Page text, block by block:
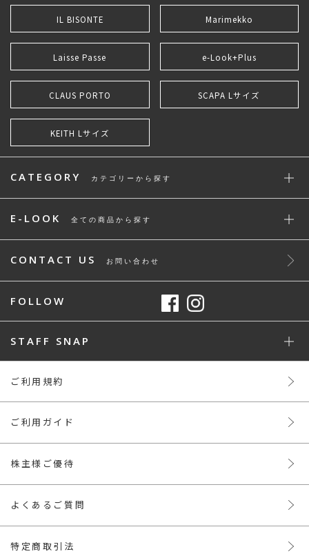
IL BISONTE Marimekko
Laisse Passe e-Look+Plus
CLAUS PORTO SCAPA Lサイズ
KEITH Lサイズ
CATEGORY カテゴリーから探す
E-LOOK 全ての商品から探す
CONTACT US お問い合わせ
FOLLOW
STAFF SNAP
ご利用規約
ご利用ガイド
株主様ご優待
よくあるご質問
特定商取引法